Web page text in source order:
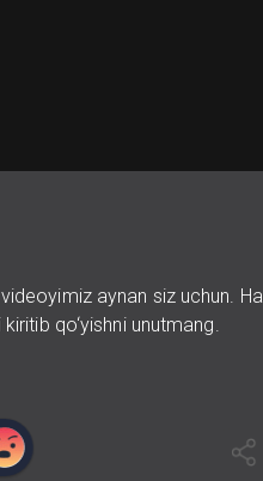
aynan siz uchun. Ha
qo‘yishni unutmang.